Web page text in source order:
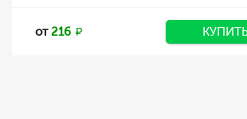
от216